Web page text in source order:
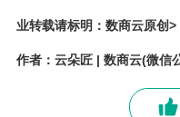
业转载请标明：数商云原创>
作者：云朵匠 | 数商云(微信